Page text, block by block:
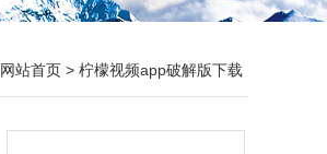
网站首页 > 柠檬视频app破解版下载